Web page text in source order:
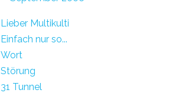
Lieber Multikulti
Einfach nur so...
Wort
Störung
31 Tunnel